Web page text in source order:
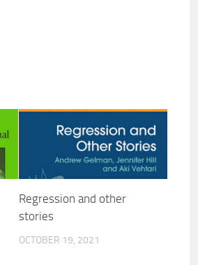
Regression and other
stories
OCTOBER 19, 2021